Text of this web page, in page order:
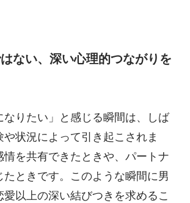
ない、深い心理的つながりを
なりたい」と感じる瞬間は、しば
や状況によって引き起こされま
情を共有できたときや、パートナ
たときです。このような瞬間に男
以上の深い結びつきを求めるこ